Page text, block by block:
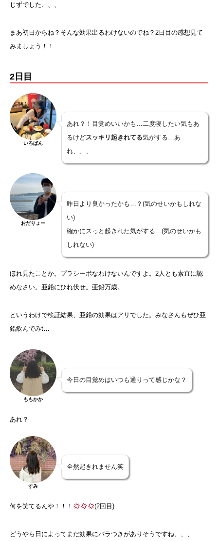
じずでした、、、
まあ初日からね？そんな効果出るわけないのでね？2日目の感想見て
みましょう！！
2日目
いろぱん
あれ？！目覚めいいかも…二度寝したい気もあ
るけどスッキリ起きれてる気がする…あ
れ、、、
おだりょー
昨日より良かったかも…？(気のせいかもしれな
い)
確かにスっと起きれた気がする…(気のせいかも
しれない)
ほれ見たことか。プラシーボなわけないんですよ。2人とも素直に認
めなさい。亜鉛にひれ伏せ。亜鉛万歳。
というわけで検証結果、亜鉛の効果はアリでした。みなさんもぜひ亜
鉛飲んでみt…
ももかか
今日の目覚めはいつも通りって感じかな？
あれ？
すみ
全然起きれません笑
何を笑てるんや！！！ (2回目)
どうやら日によってまだ効果にバラつきがありそうですね、、、